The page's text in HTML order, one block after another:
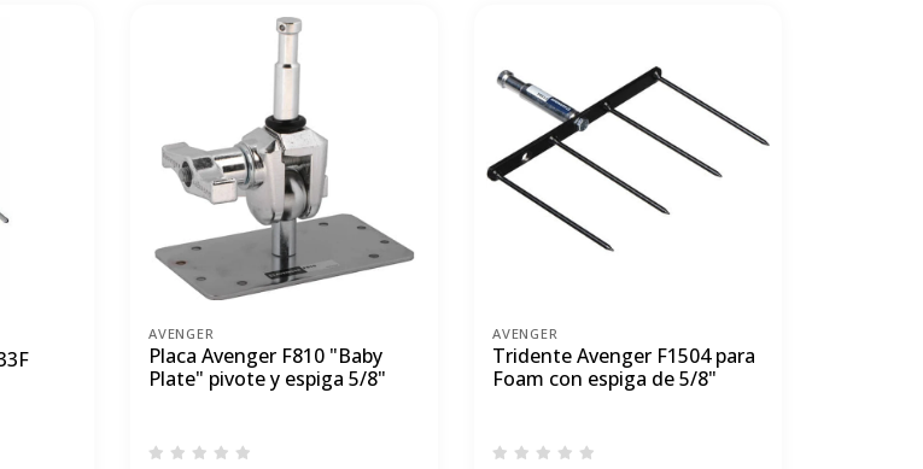
AVENGER
Placa Avenger F810 "Baby
Plate" pivote y espiga 5/8"
AVENGER
Tridente Avenger F1504 para
Foam con espiga de 5/8"